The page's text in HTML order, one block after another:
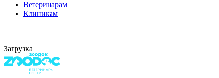
Ветеринарам
Клиникам
Загрузка